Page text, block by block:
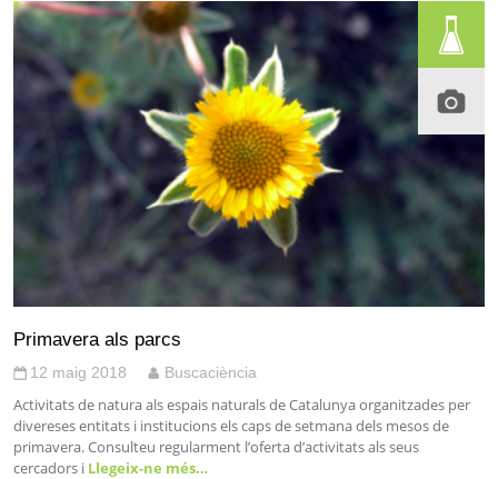
Primavera als parcs
12 maig 2018 Buscaciència
Activitats de natura als espais naturals de Catalunya organitzades per
divereses entitats i institucions els caps de setmana dels mesos de
primavera. Consulteu regularment l’oferta d’activitats als seus
cercadors i Llegeix-ne més…